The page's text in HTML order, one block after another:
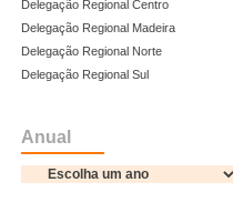
Delegação Regional Centro
Delegação Regional Madeira
Delegação Regional Norte
Delegação Regional Sul
Anual